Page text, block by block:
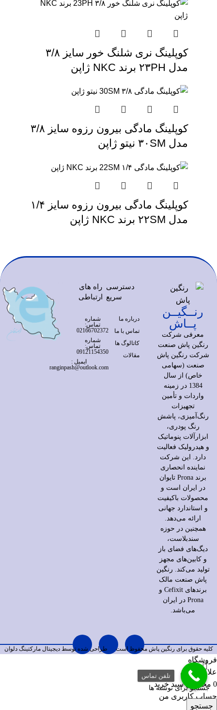
کوپلینگ نری شلنگ خور سایز ۳/۸
مدل ۲۳PH برند NKC ژاپن
کوپلینگ مادگی بیرون رزوه سایز ۳/۸
مدل ۳۰SM نیتو ژاپن
کوپلینگ مادگی بیرون رزوه سایز ۱/۴
مدل ۲۲SM برند NKC ژاپن
رنــگیــن
پــاش
معرفی شرکت
رنگین پاش صنعت
شرکت رنگین پاش
صنعت (سهامی
خاص) از سال
1384 در زمینه
واردات و تأمین
تجهیزات
رنگ‌آمیزی، پاشش
رنگ پودری،
ابزارآلات پنوماتیک
و هیدرولیک فعالیت
دارد. این شرکت
نماینده انحصاری
برند Prona تایوان
در ایران است و
محصولات باکیفیت
و استاندارد جهانی
ارائه می‌دهد.
همچنین در حوزه
سندبلاست،
دیگ‌های فضای باز
و کابین‌های مجهز
تولید می‌کند. رنگین
پاش صنعت مالک
برندهای Cefixit و
Prona در ایران
می‌باشد.
دسترسی
سریع
درباره ما
تماس با ما
کاتالوگ ها
مقالات
راه های
ارتباطی
شماره
تماس:
02166702372
شماره
تماس:
09121154350
ایمیل :
ranginpash@outlook.com
کلیه حقوق برای رنگین پاش محفوظ است طراحی شده توسط دیجیتال مارکتینگدلوان
جستجو
فروشگاه
علاقه مندی
0 محصول
سبد خرید
حساب کاربری من
تلفن تماس